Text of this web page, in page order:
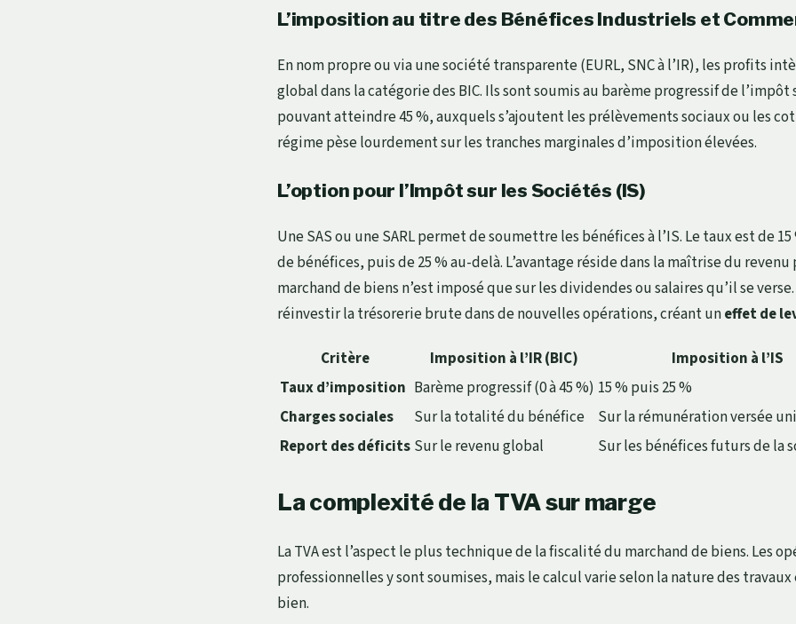
L’imposition au titre des Bénéfices Industriels et
En nom propre ou via une société transparente (EURL, SNC à l’IR), les profits
global dans la catégorie des BIC. Ils sont soumis au barème progressif de
pouvant atteindre 45 %, auxquels s’ajoutent les prélèvements sociaux ou les
régime pèse lourdement sur les tranches marginales d’imposition élevées.
L’option pour l’Impôt sur les Sociétés (IS)
Une SAS ou une SARL permet de soumettre les bénéfices à l’IS. Le taux est de 15
de bénéfices, puis de 25 % au-delà. L’avantage réside dans la maîtrise du revenu
marchand de biens n’est imposé que sur les dividendes ou salaires qu’il se
réinvestir la trésorerie brute dans de nouvelles opérations, créant uneffet de
Critère Imposition à l’IR (BIC)
Imposition à l’IS
Taux d’imposition Barème progressif (0 à 45 %) 15 % puis 25 %
Charges sociales
Sur la totalité du bénéfice
Sur la rémunération versée
Report des déficits Sur le revenu global Sur les bénéfices futurs de la
La complexité de la TVA sur marge
La TVA est l’aspect le plus technique de la fiscalité du marchand de biens. Les
professionnelles y sont soumises, mais le calcul varie selon la nature des
bien.